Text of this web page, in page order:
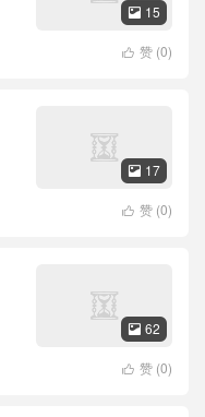
 15
 赞 (0)
 17
 赞 (0)
 62
 赞 (0)